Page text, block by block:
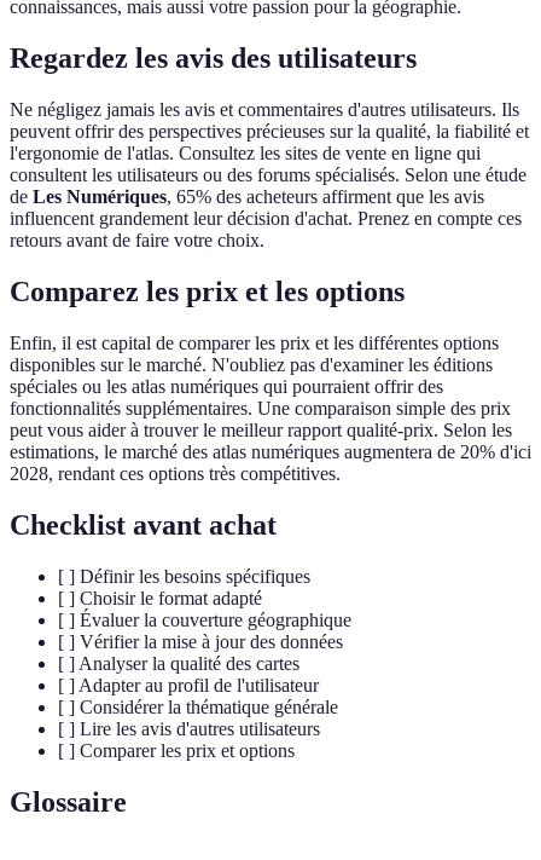
connaissances, mais aussi votre passion pour la géographie.
Regardez les avis des utilisateurs
Ne négligez jamais les avis et commentaires d'autres utilisateurs. Ils
peuvent offrir des perspectives précieuses sur la qualité, la fiabilité et
l'ergonomie de l'atlas. Consultez les sites de vente en ligne qui
consultent les utilisateurs ou des forums spécialisés. Selon une étude
de Les Numériques, 65% des acheteurs affirment que les avis
influencent grandement leur décision d'achat. Prenez en compte ces
retours avant de faire votre choix.
Comparez les prix et les options
Enfin, il est capital de comparer les prix et les différentes options
disponibles sur le marché. N'oubliez pas d'examiner les éditions
spéciales ou les atlas numériques qui pourraient offrir des
fonctionnalités supplémentaires. Une comparaison simple des prix
peut vous aider à trouver le meilleur rapport qualité-prix. Selon les
estimations, le marché des atlas numériques augmentera de 20% d'ici
2028, rendant ces options très compétitives.
Checklist avant achat
[ ] Définir les besoins spécifiques
[ ] Choisir le format adapté
[ ] Évaluer la couverture géographique
[ ] Vérifier la mise à jour des données
[ ] Analyser la qualité des cartes
[ ] Adapter au profil de l'utilisateur
[ ] Considérer la thématique générale
[ ] Lire les avis d'autres utilisateurs
[ ] Comparer les prix et options
Glossaire